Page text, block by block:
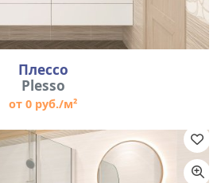
Плессо
Plesso
от 0 руб./м²